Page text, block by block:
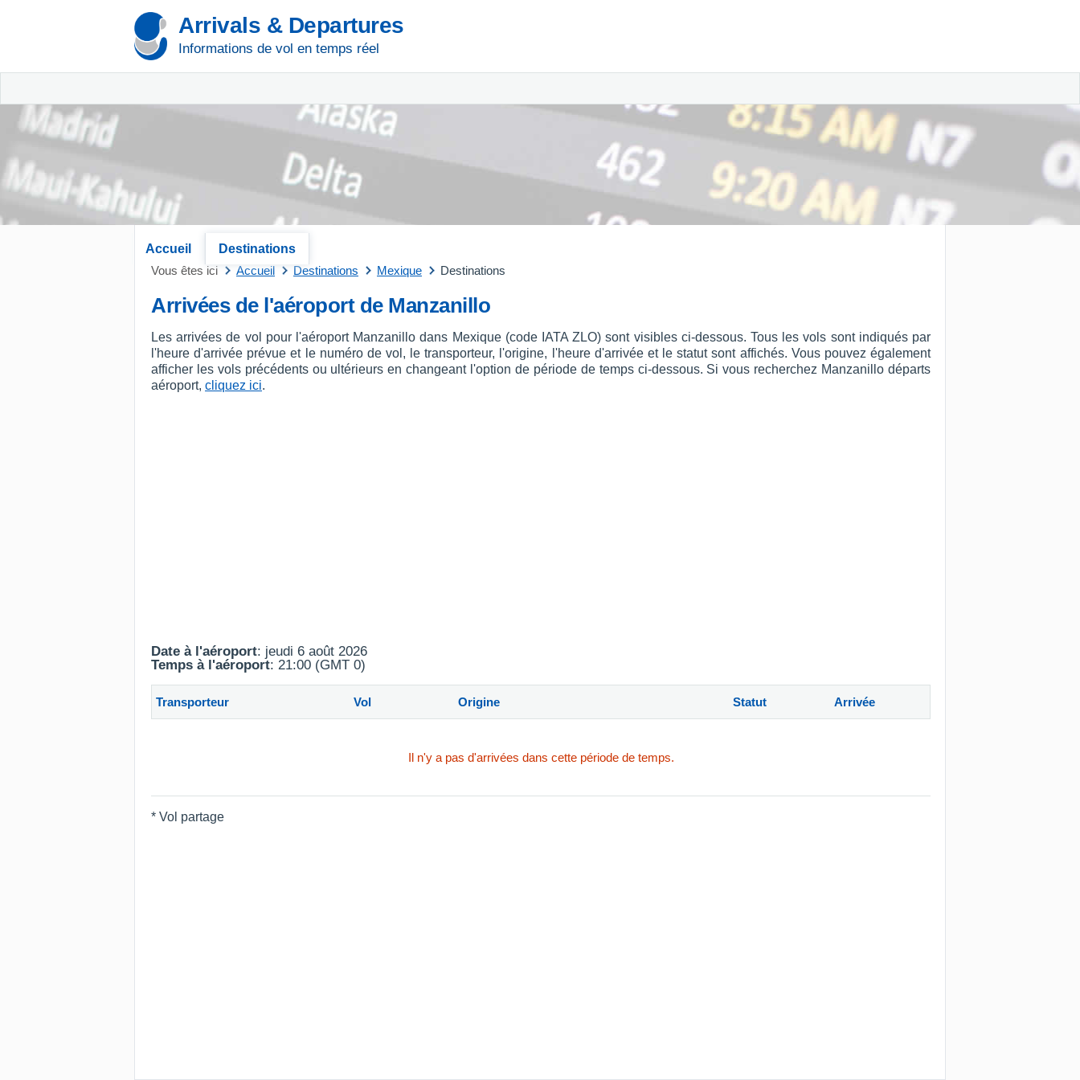
Arrivals & Departures
Informations de vol en temps réel
Accueil
Destinations
Vous êtes ici
Accueil Destinations Mexique Destinations
Arrivées de l'aéroport de Manzanillo
Les arrivées de vol pour l'aéroport Manzanillo dans Mexique (code IATA ZLO) sont visibles ci-dessous. Tous les vols sont indiqués par
l'heure d'arrivée prévue et le numéro de vol, le transporteur, l'origine, l'heure d'arrivée et le statut sont affichés. Vous pouvez également
afficher les vols précédents ou ultérieurs en changeant l'option de période de temps ci-dessous. Si vous recherchez Manzanillo départs
aéroport, cliquez ici.
Date à l'aéroport: jeudi 6 août 2026
Temps à l'aéroport: 21:00 (GMT 0)
Transporteur Vol Origine Statut Arrivée
Il n'y a pas d'arrivées dans cette période de temps.
* Vol partage